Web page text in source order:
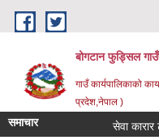
Skip to main content
बोगटान फुड्सिल
गाउँ कार्यपालिकाको
प्रदेश,नेपाल )
समाचार सेवा कारार